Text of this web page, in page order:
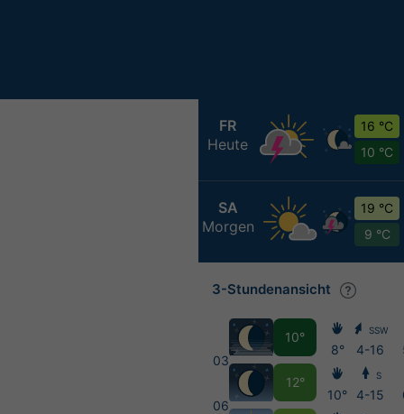
FR
Heute
16 °C
10 °C
SA
Morgen
19 °C
9 °C
3-Stundenansicht
03
06
10°
12°
8°
10°
SSW
4-16
S
4-15